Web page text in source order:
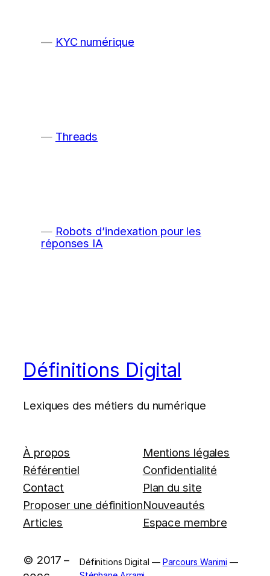
KYC numérique
Threads
Robots d’indexation pour les
réponses IA
Définitions Digital
Lexiques des métiers du numérique
À propos
Référentiel
Contact
Proposer une définition
Articles
Mentions légales
Confidentialité
Plan du site
Nouveautés
Espace membre
© 2017 –
Définitions Digital — Parcours Wanimi —